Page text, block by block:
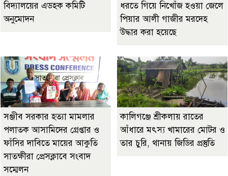
বিদ্যালয়ের এডহক কমিটি
অনুমোদন
ধরতে গিয়ে নিখোঁজ হওয়া জেলে
পিয়ার আলী গাজীর মরদেহ
উদ্ধার করা হয়েছে
‎সঞ্জীব সরকার হত্যা মামলার
পলাতক আসামিদের গ্রেপ্তার ও
ফাঁসির দাবিতে মায়ের আকুতি
সাতক্ষীরা প্রেসক্লাবে সংবাদ
সম্মেলন
কালিগঞ্জে শ্রীকলায় রাতের
আঁধারে মৎস্য খামারের মোটর ও
তার চুরি, থানায় জিডির প্রস্তুতি